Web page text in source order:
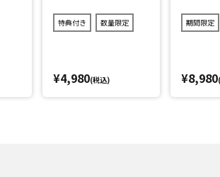
性と精密な製品設計により、0.3ミクロンも
捉えます。
ッションや繊細な生地の掃除にも最適な
もセット！
特典付き 数量限定
¥4,980(税込)
期間限定
¥8,980